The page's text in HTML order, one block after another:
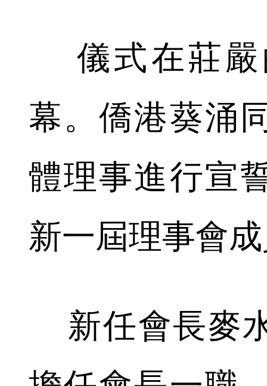
儀式在莊嚴
幕。僑港葵涌
體理事進行宣
新一屆理事會
新任會長麥